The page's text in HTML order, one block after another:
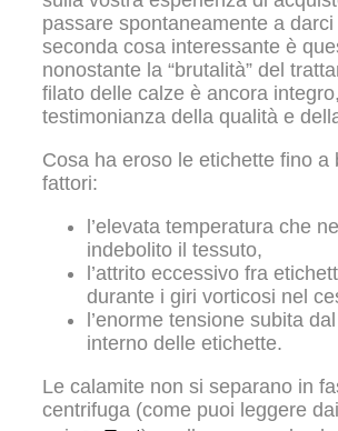
passare spontaneamente a
seconda cosa interessante è
nonostante la “brutalità” del
filato delle calze è ancora
testimonianza della qualità e
Cosa ha eroso le etichette fino a
fattori:
l’elevata temperatura che
indebolito il tessuto,
l’attrito eccessivo fra
durante i giri vorticosi nel
l’enorme tensione subita
interno delle etichette.
Le calamite non si separano in
centrifuga (come puoi leggere